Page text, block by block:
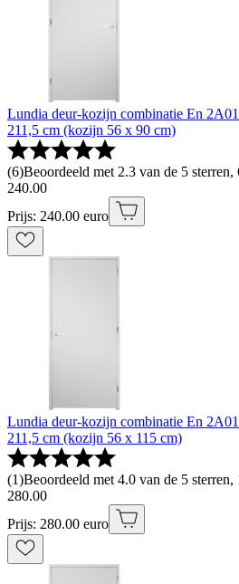
Lundia deur-kozijn combinatie En
211,5 cm (kozijn 56 x 90 cm)
(6)Beoordeeld met 2.3 van de 5
240.00
Prijs: 240.00 euro
Lundia deur-kozijn combinatie En
211,5 cm (kozijn 56 x 115 cm)
(1)Beoordeeld met 4.0 van de 5
280.00
Prijs: 280.00 euro